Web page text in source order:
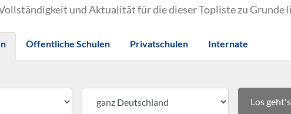
und Aktualität für die dieser Topliste zu Grunde
Öffentliche Schulen Privatschulen Internate
Los geht's